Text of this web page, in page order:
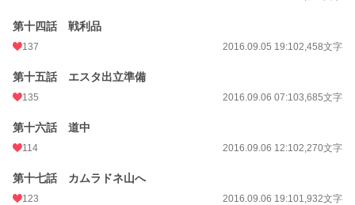
第十四話 戦利品
137 2016.09.05 19:102,458文字
第十五話 エスタ出立準備
135 2016.09.06 07:103,685文字
第十六話 道中
114 2016.09.06 12:102,270文字
第十七話 カムラドネ山へ
123 2016.09.06 19:101,932文字